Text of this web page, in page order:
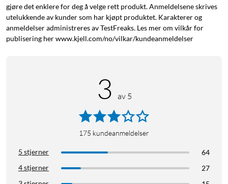
gjøre det enklere for deg å velge rett produkt. Anmeldelsene skrives
utelukkende av kunder som har kjøpt produktet. Karakterer og
anmeldelser administreres av TestFreaks. Les mer om vilkår for
publisering her www.kjell.com/no/vilkar/kundeanmeldelser
3 av 5
175 kundeanmeldelser
5 stjerner
64
4 stjerner
27